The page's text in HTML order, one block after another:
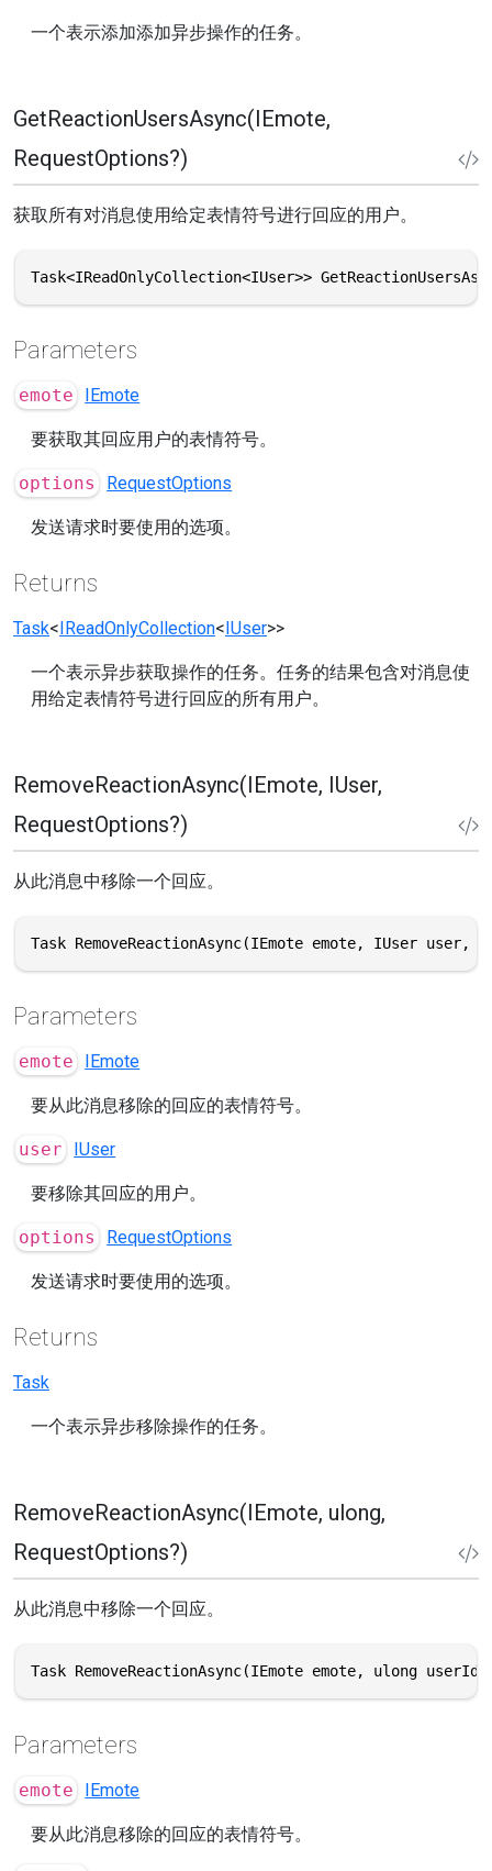
一个表示添加添加异步操作的任务。
GetReactionUsersAsync(IEmote,
RequestOptions?)
获取所有对消息使用给定表情符号进行回应的用户。
Task<IReadOnlyCollection<IUser>>
Parameters
emote IEmote
要获取其回应用户的表情符号。
options RequestOptions
发送请求时要使用的选项。
Returns
Task<IReadOnlyCollection<IUser>>
一个表示异步获取操作的任务。任务的结果包含对消息使
用给定表情符号进行回应的所有用户。
RemoveReactionAsync(IEmote, IUser,
RequestOptions?)
从此消息中移除一个回应。
Task RemoveReactionAsync(IEmote emote, IUser
Parameters
emote IEmote
要从此消息移除的回应的表情符号。
user IUser
要移除其回应的用户。
options RequestOptions
发送请求时要使用的选项。
Returns
Task
一个表示异步移除操作的任务。
RemoveReactionAsync(IEmote, ulong,
RequestOptions?)
从此消息中移除一个回应。
Task RemoveReactionAsync(IEmote emote, ulong
Parameters
emote IEmote
要从此消息移除的回应的表情符号。